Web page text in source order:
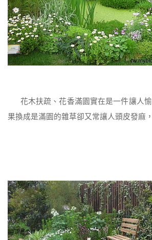
花木扶疏、花香滿園實在是一件讓人愉
果換成是滿園的雜草卻又常讓人頭皮發麻